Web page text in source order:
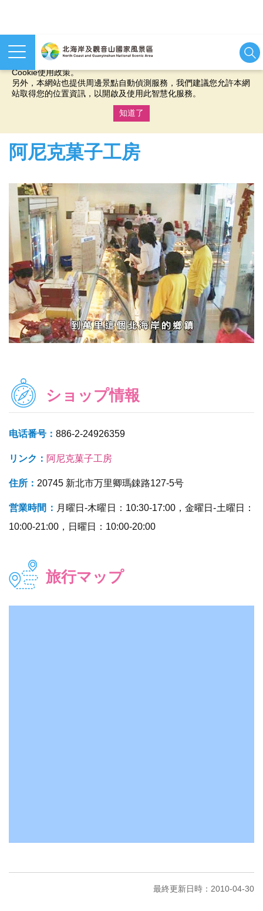
本網站使用cookies等相關技術以持續優化網站服務，並有助於為
您提供更佳的體驗，當您繼續使用本網站即表示您同意我們的
Cookie使用政策。
另外，本網站也提供周邊景點自動偵測服務，我們建議您允許本網
站取得您的位置資訊，以開啟及使用此智慧化服務。
知道了
阿尼克菓子工房
ショップ情報
电话番号： 886-2-24926359
リンク： 阿尼克菓子工房
住所： 20745 新北市万里卿瑪鋉路127-5号
営業時間： 月曜日-木曜日：10:30-17:00，金曜日-土曜日：
10:00-21:00，日曜日：10:00-20:00
旅行マップ
最終更新日時：2010-04-30